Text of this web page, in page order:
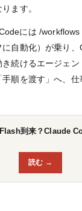
ます。
には /workflows
に自動化）が乗り
続けるエージェン
順を渡す」へ、仕
到来？Claude
読む →